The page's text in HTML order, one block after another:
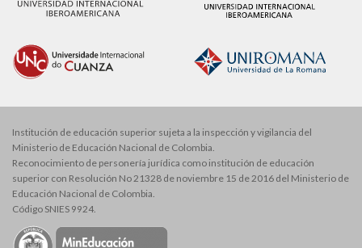
Institución de educación superior sujeta a la inspección y vigilancia del
Ministerio de Educación Nacional de Colombia.
Reconocimiento de personería jurídica como institución de educación
superior con Resolución No 21328 de noviembre 15 de 2016 del Ministerio de
Educación Nacional de Colombia.
Código SNIES 9924.